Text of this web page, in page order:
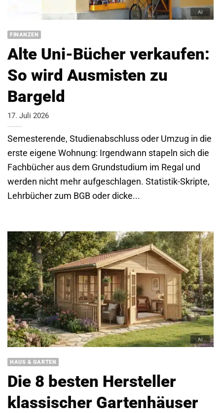
FINANZEN
Alte Uni-Bücher verkaufen:
So wird Ausmisten zu
Bargeld
17. Juli 2026
Semesterende, Studienabschluss oder Umzug in die
erste eigene Wohnung: Irgendwann stapeln sich die
Fachbücher aus dem Grundstudium im Regal und
werden nicht mehr aufgeschlagen. Statistik-Skripte,
Lehrbücher zum BGB oder dicke...
HAUS & GARTEN
Die 8 besten Hersteller
klassischer Gartenhäuser